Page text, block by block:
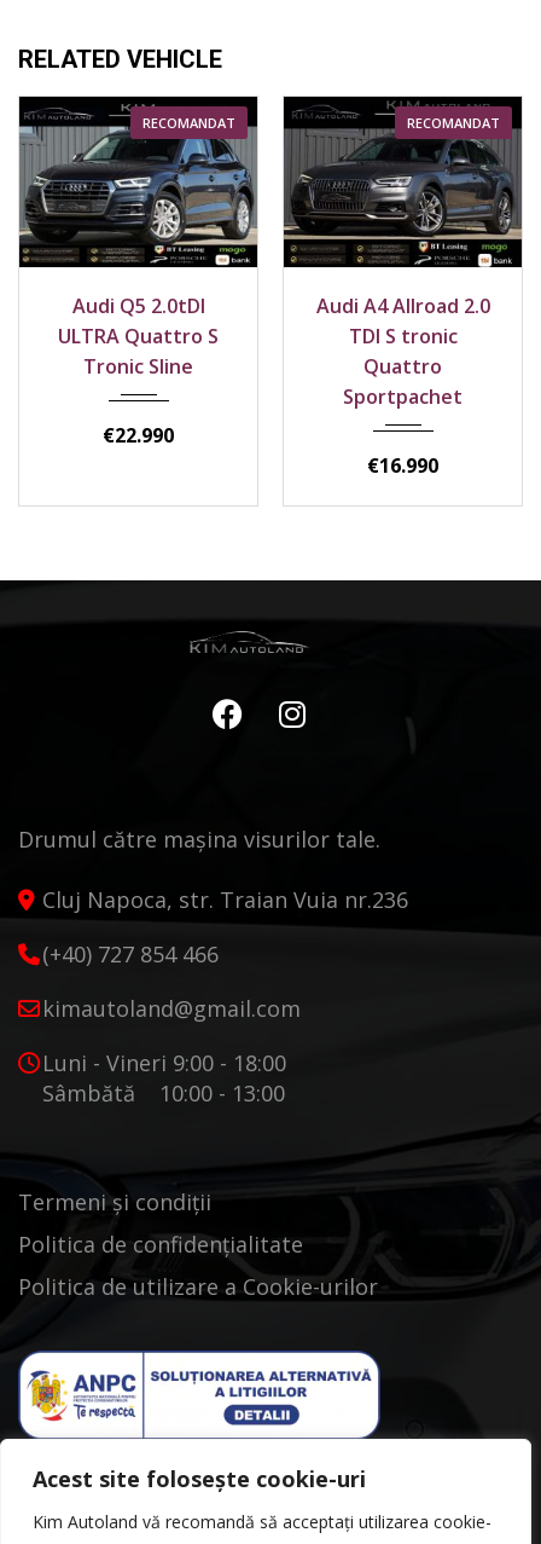
Acest site folosește cookie-uri
Kim Autoland vă recomandă să acceptați utilizarea cookie-
RELATED VEHICLE
RECOMANDAT
222500 km
Audi A4 Allroad 2.0
TDI S tronic
Quattro
Sportpachet
186900 km
Audi Q5 50 TFSIe
Quattro S Line Plug
In Hybrid
Drumul către mașina visurilor tale.
Cluj Napoca, str. Traian Vuia nr.236
(+40) 727 854 466
kimautoland@gmail.com
Luni - Vineri 9:00 - 18:00
Sâmbătă 10:00 - 13:00
Termeni și condiții
Politica de confidențialitate
Politica de utilizare a Cookie-urilor